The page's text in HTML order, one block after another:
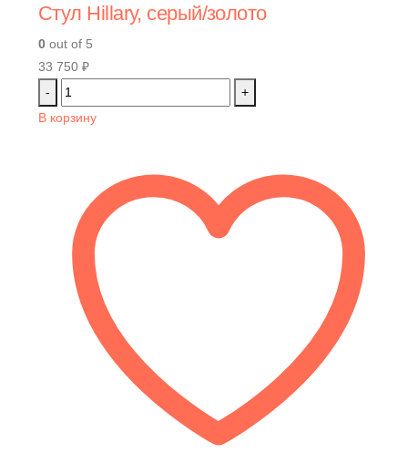
Стул Hillary, серый/золото
0 out of 5
33 750 ₽
-
+
В корзину